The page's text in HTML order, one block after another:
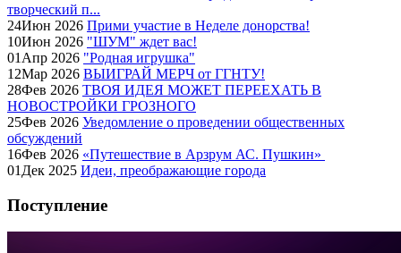
творческий п...
24Июн 2026 Прими участие в Неделе донорства!
10Июн 2026 "ШУМ" ждет вас!
01 Апр 2026 "Родная игрушка"
12Мар 2026 ВЫИГРАЙ МЕРЧ от ГГНТУ!
28Фев 2026 ТВОЯ ИДЕЯ МОЖЕТ ПЕРЕЕХАТЬ В
НОВОСТРОЙКИ ГРОЗНОГО
25Фев 2026 Уведомление о проведении общественных
обсуждений
16Фев 2026 «Путешествие в Арзрум АС. Пушкин»
01 Дек 2025 Идеи, преображающие города
Поступление